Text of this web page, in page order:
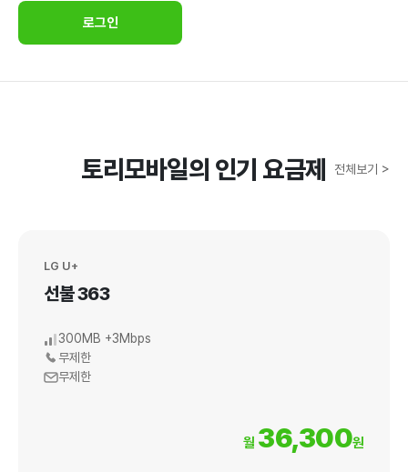
로그인
토리모바일의 인기 요금제 전체보기 >
LG U+
선불 363
300MB +3Mbps
무제한
무제한
월 36,300원